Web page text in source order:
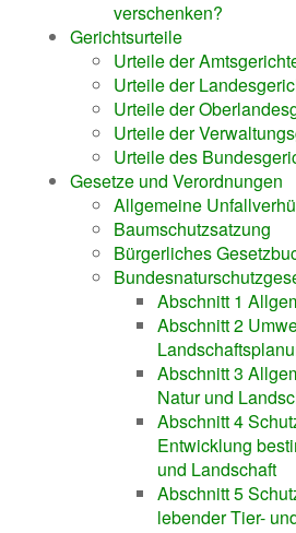
verschenken?
Gerichtsurteile
Urteile der
Urteile der
Urteile der
Urteile der
Urteile des
Gesetze und Verordnungen
Allgemeine
Baumschutzsatzung
Bürgerliches
Abschnitt 1
Abschnitt 2
Abschnitt 3
Natur und
Abschnitt 4
Entwicklung
und Landschaft
Abschnitt 5
lebender Tier-